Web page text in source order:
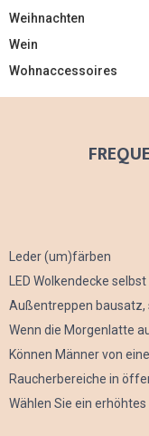
Weihnachten
Wein
Wohnaccessoires
Leder (um)färben
LED Wolkendecke
Außentreppen
Wenn die Morgenlatte
Können Männer von
Raucherbereiche in
Wählen Sie ein